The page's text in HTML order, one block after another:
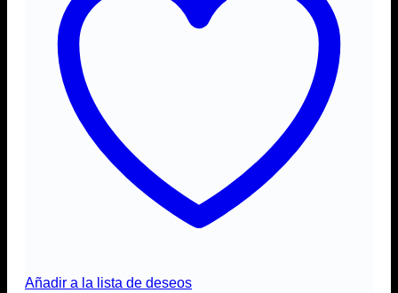
Añadir a la lista de deseos